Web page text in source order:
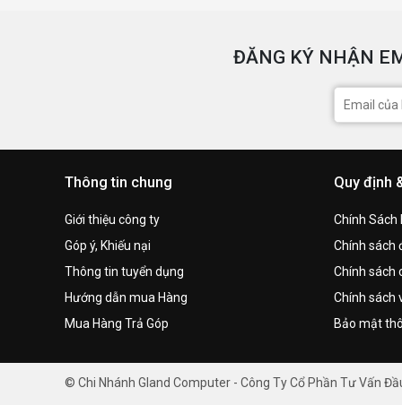
ĐĂNG KÝ NHẬN
Thông tin chung
Giới thiệu công ty
Góp ý, Khiếu nại
Thông tin tuyển dụng
Hướng dẫn mua Hàng
Mua Hàng Trả Góp
Quy định
Chính Sách
Chính sách
Chính sách
Chính sách
Bảo mật
© Chi Nhánh Gland Computer - Công Ty Cổ Phần Tư Vấn